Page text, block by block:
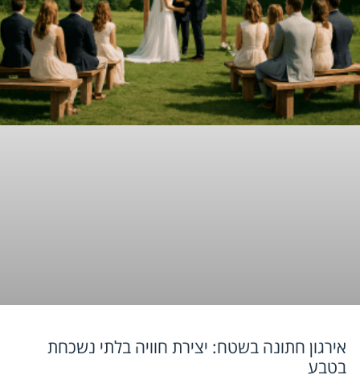
אירגון חתונה בשטח: יצירת חוויה בלתי נשכחת
בטבע